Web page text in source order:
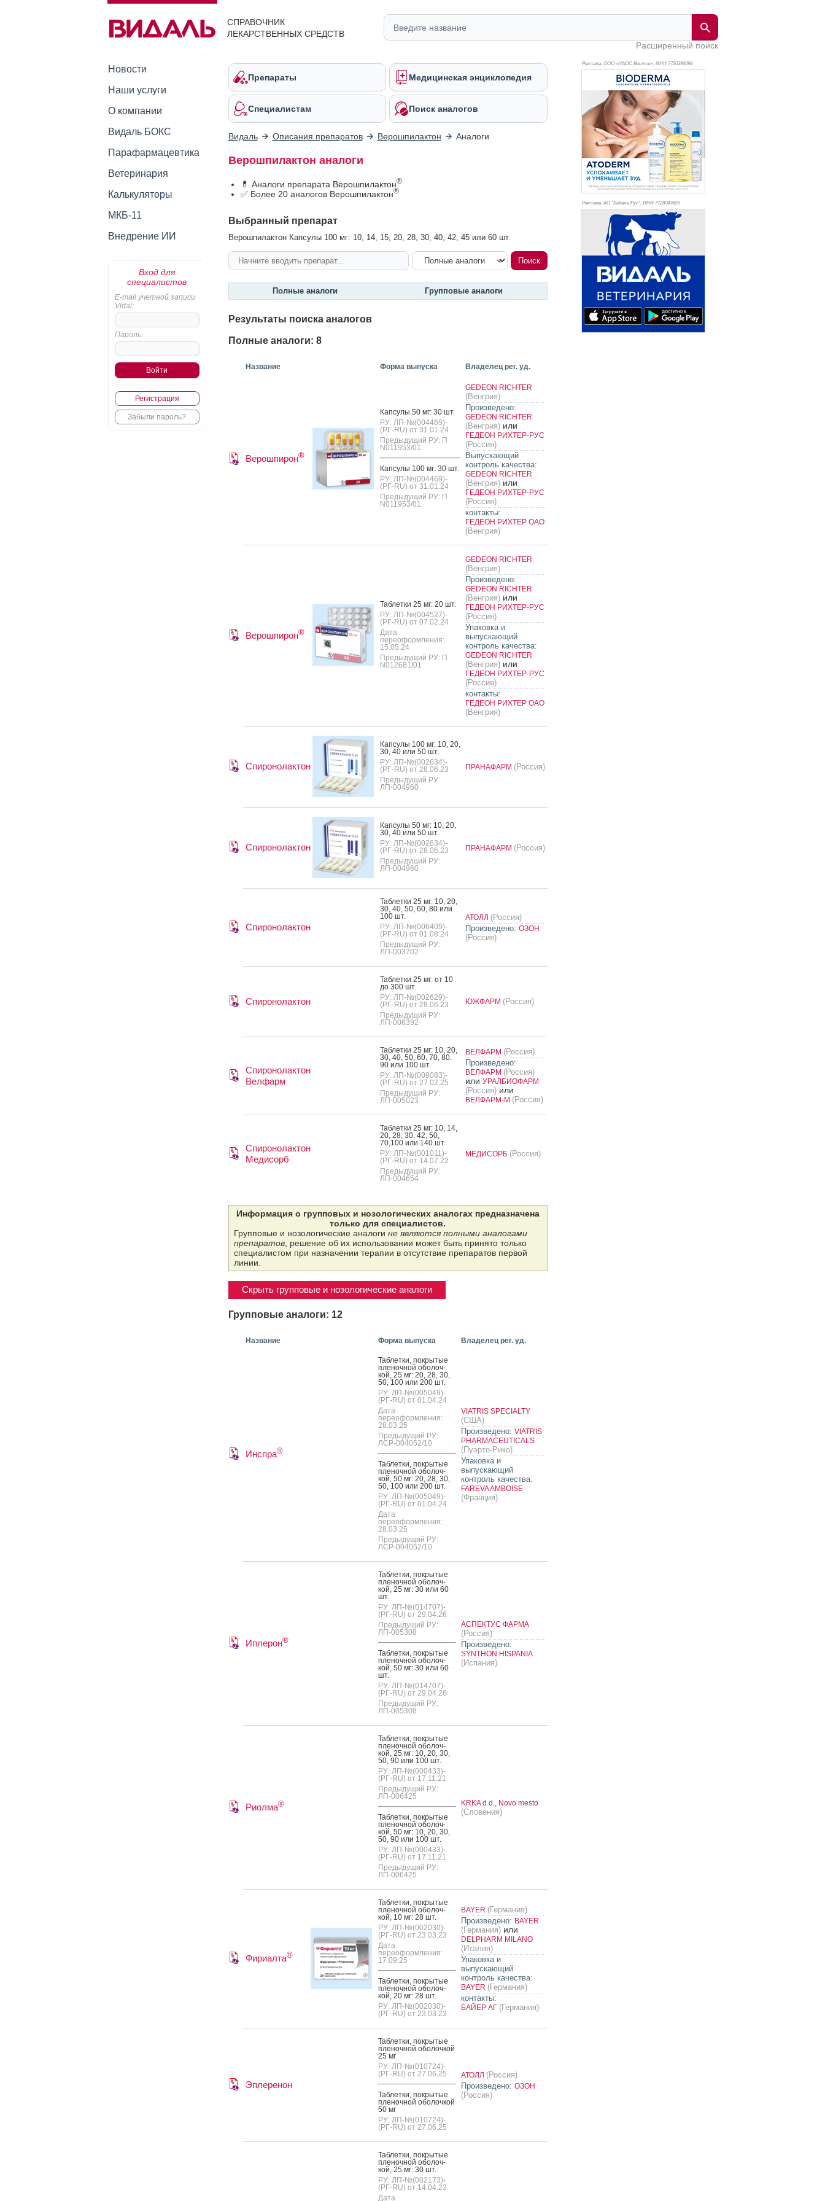
СПРАВОЧНИК
ЛЕКАРСТВЕННЫХ СРЕДСТВ
Расширенный поиск
Новости
Наши услуги
О компании
Видаль БОКС
Парафармацевтика
Ветеринария
Калькуляторы
МКБ-11
Внедрение ИИ
Вход для
специалистов
E-mail учетной записи
Vidal:
Пароль:
Регистрация
Забыли пароль?
Препараты Медицинская энциклопедия
Специалистам Поиск аналогов
Видаль Описания препаратов Верошпилактон Аналоги
Верошпилактон аналоги
💊 Аналоги препарата Верошпилактон®
✅ Более 20 аналогов Верошпилактон®
Выбранный препарат
Верошпилактон Капсулы 100 мг: 10, 14, 15, 20, 28, 30, 40, 42, 45 или 60 шт.
Полные аналоги Групповые аналоги
Результаты поиска аналогов
Полные аналоги: 8
Название Форма выпуска Владелец рег. уд.
Верошпирон®
Кап­су­лы 50 мг: 30 шт.
РУ: ЛП-№(004469)-
(РГ-RU) от 31.01.24
Предыдущий РУ: П
N011953/01
Кап­су­лы 100 мг: 30 шт.
РУ: ЛП-№(004469)-
(РГ-RU) от 31.01.24
Предыдущий РУ: П
N011953/01
GEDEON RICHTER
(Венгрия)
Произведено:
GEDEON RICHTER
(Венгрия)или
ГЕДЕОН РИХТЕР-РУС
(Россия)
Выпускающий
контроль качества:
GEDEON RICHTER
(Венгрия)или
ГЕДЕОН РИХТЕР-РУС
(Россия)
контакты:
ГЕДЕОН РИХТЕР ОАО
(Венгрия)
Верошпирон®
Таб­летки 25 мг: 20 шт.
РУ: ЛП-№(004527)-
(РГ-RU) от 07.02.24
Дата
переоформления:
15.05.24
Предыдущий РУ: П
N012681/01
GEDEON RICHTER
(Венгрия)
Произведено:
GEDEON RICHTER
(Венгрия)или
ГЕДЕОН РИХТЕР-РУС
(Россия)
Упаковка и
выпускающий
контроль качества:
GEDEON RICHTER
(Венгрия)или
ГЕДЕОН РИХТЕР-РУС
(Россия)
контакты:
ГЕДЕОН РИХТЕР ОАО
(Венгрия)
Спиронолактон
Кап­су­лы 100 мг: 10, 20,
30, 40 или 50 шт.
РУ: ЛП-№(002634)-
(РГ-RU) от 28.06.23
Предыдущий РУ:
ЛП-004960
ПРАНАФАРМ (Россия)
Спиронолактон
Кап­су­лы 50 мг: 10, 20,
30, 40 или 50 шт.
РУ: ЛП-№(002634)-
(РГ-RU) от 28.06.23
Предыдущий РУ:
ЛП-004960
ПРАНАФАРМ (Россия)
Спиронолактон
Таб­летки 25 мг: 10, 20,
30, 40, 50, 60, 80 или
100 шт.
РУ: ЛП-№(006409)-
(РГ-RU) от 01.08.24
Предыдущий РУ:
ЛП-003702
АТОЛЛ (Россия)
Произведено: ОЗОН
(Россия)
Спиронолактон
Таб­летки 25 мг: от 10
до 300 шт.
РУ: ЛП-№(002629)-
(РГ-RU) от 28.06.23
Предыдущий РУ:
ЛП-006392
ЮЖФАРМ (Россия)
Спиронолактон
Велфарм
Таб­летки 25 мг: 10, 20,
30, 40, 50, 60, 70, 80.
90 или 100 шт.
РУ: ЛП-№(009083)-
(РГ-RU) от 27.02.25
Предыдущий РУ:
ЛП-005023
ВЕЛФАРМ (Россия)
Произведено:
ВЕЛФАРМ (Россия)
или УРАЛБИОФАРМ
(Россия)или
ВЕЛФАРМ-М (Россия)
Спиронолактон
Медисорб
Таб­летки 25 мг: 10, 14,
20, 28, 30, 42, 50,
70,100 или 140 шт.
РУ: ЛП-№(001011)-
(РГ-RU) от 14.07.22
Предыдущий РУ:
ЛП-004654
МЕДИСОРБ (Россия)
Информация о групповых и нозологических аналогах предназначена
только для специалистов.
Групповые и нозологические аналоги не являются полными аналогами
препаратов, решение об их использовании может быть принято только
специалистом при назначении терапии в отсутствие препаратов первой
линии.
Скрыть групповые и нозологические аналоги
Групповые аналоги: 12
Название Форма выпуска Владелец рег. уд.
Инспра®
Таб­летки, пок­ры­тые
пле­ноч­ной обо­лоч­
кой, 25 мг: 20, 28, 30,
50, 100 или 200 шт.
РУ: ЛП-№(005049)-
(РГ-RU) от 01.04.24
Дата
переоформления:
28.03.25
Предыдущий РУ:
ЛСР-004052/10
Таб­летки, пок­ры­тые
пле­ноч­ной обо­лоч­
кой, 50 мг: 20, 28, 30,
50, 100 или 200 шт.
РУ: ЛП-№(005049)-
(РГ-RU) от 01.04.24
Дата
переоформления:
28.03.25
Предыдущий РУ:
ЛСР-004052/10
VIATRIS SPECIALTY
(США)
Произведено: VIATRIS
PHARMACEUTICALS
(Пуэрто-Рико)
Упаковка и
выпускающий
контроль качества:
FAREVA AMBOISE
(Франция)
Иплерон®
Таб­летки, пок­ры­тые
пле­ноч­ной обо­лоч­
кой, 25 мг: 30 или 60
шт.
РУ: ЛП-№(014707)-
(РГ-RU) от 29.04.26
Предыдущий РУ:
ЛП-005308
Таб­летки, пок­ры­тые
пле­ноч­ной обо­лоч­
кой, 50 мг: 30 или 60
шт.
РУ: ЛП-№(014707)-
(РГ-RU) от 29.04.26
Предыдущий РУ:
ЛП-005308
АСПЕКТУС ФАРМА
(Россия)
Произведено:
SYNTHON HISPANIA
(Испания)
Риолма®
Таб­летки, пок­ры­тые
пле­ноч­ной обо­лоч­
кой, 25 мг: 10, 20, 30,
50, 90 или 100 шт.
РУ: ЛП-№(000433)-
(РГ-RU) от 17.11.21
Предыдущий РУ:
ЛП-006425
Таб­летки, пок­ры­тые
пле­ноч­ной обо­лоч­
кой, 50 мг: 10, 20, 30,
50, 90 или 100 шт.
РУ: ЛП-№(000433)-
(РГ-RU) от 17.11.21
Предыдущий РУ:
ЛП-006425
KRKA d.d., Novo mesto
(Словения)
Фириалта®
Таб­летки, пок­ры­тые
пле­ноч­ной обо­лоч­
кой, 10 мг: 28 шт.
РУ: ЛП-№(002030)-
(РГ-RU) от 23.03.23
Дата
переоформления:
17.09.25
Таб­летки, пок­ры­тые
пле­ноч­ной обо­лоч­
кой, 20 мг: 28 шт.
РУ: ЛП-№(002030)-
(РГ-RU) от 23.03.23
BAYER (Германия)
Произведено: BAYER
(Германия)или
DELPHARM MILANO
(Италия)
Упаковка и
выпускающий
контроль качества:
BAYER (Германия)
контакты:
БАЙЕР АГ (Германия)
Эплеренон
Таб­летки, пок­ры­тые
пле­ноч­ной обо­лоч­кой
25 мг
РУ: ЛП-№(010724)-
(РГ-RU) от 27.06.25
Таб­летки, пок­ры­тые
пле­ноч­ной обо­лоч­кой
50 мг
РУ: ЛП-№(010724)-
(РГ-RU) от 27.06.25
АТОЛЛ (Россия)
Произведено: ОЗОН
(Россия)
Таб­летки, пок­ры­тые
пле­ноч­ной обо­лоч­
кой, 25 мг: 30 шт.
РУ: ЛП-№(002173)-
(РГ-RU) от 14.04.23
Дата
Реклама. ООО «НАОС Восток», ИНН 7720394094
Реклама. АО "Видаль Рус", ИНН 7728043605